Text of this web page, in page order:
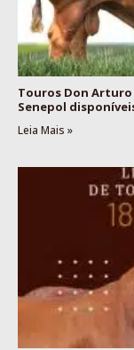
Touros Don Arturo
Senepol
Leia Mais »